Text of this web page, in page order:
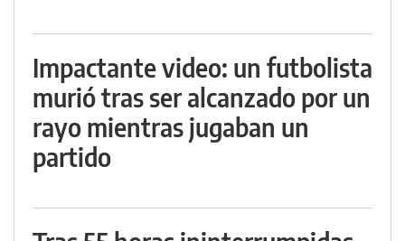
Impactante video: un futbolista
murió tras ser alcanzado por un
rayo mientras jugaban un
partido